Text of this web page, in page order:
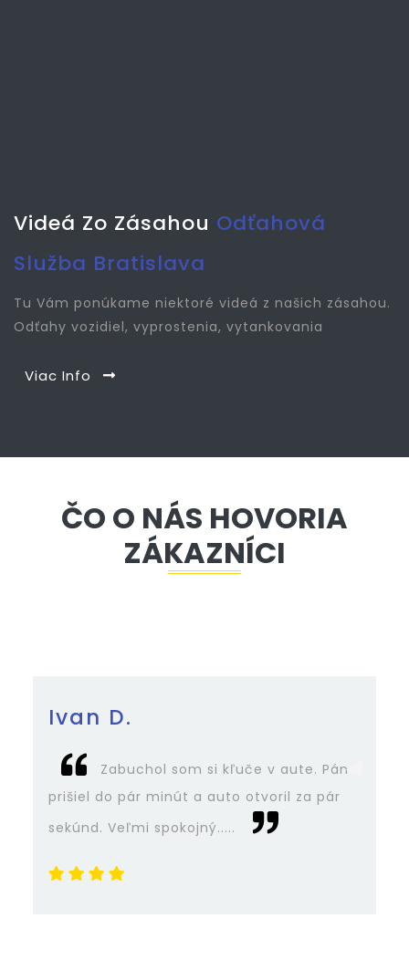
Videá Zo Zásahou Odťahová
Služba Bratislava
Tu Vám ponúkame niektoré videá z našich zásahou.
Odťahy vozidiel, vyprostenia, vytankovania
Viac Info
ČO O NÁS HOVORIA
ZÁKAZNÍCI
Ivan D.
Zabuchol som si kľuče v aute. Pán
prišiel do pár minút a auto otvoril za pár
sekúnd. Veľmi spokojný.....